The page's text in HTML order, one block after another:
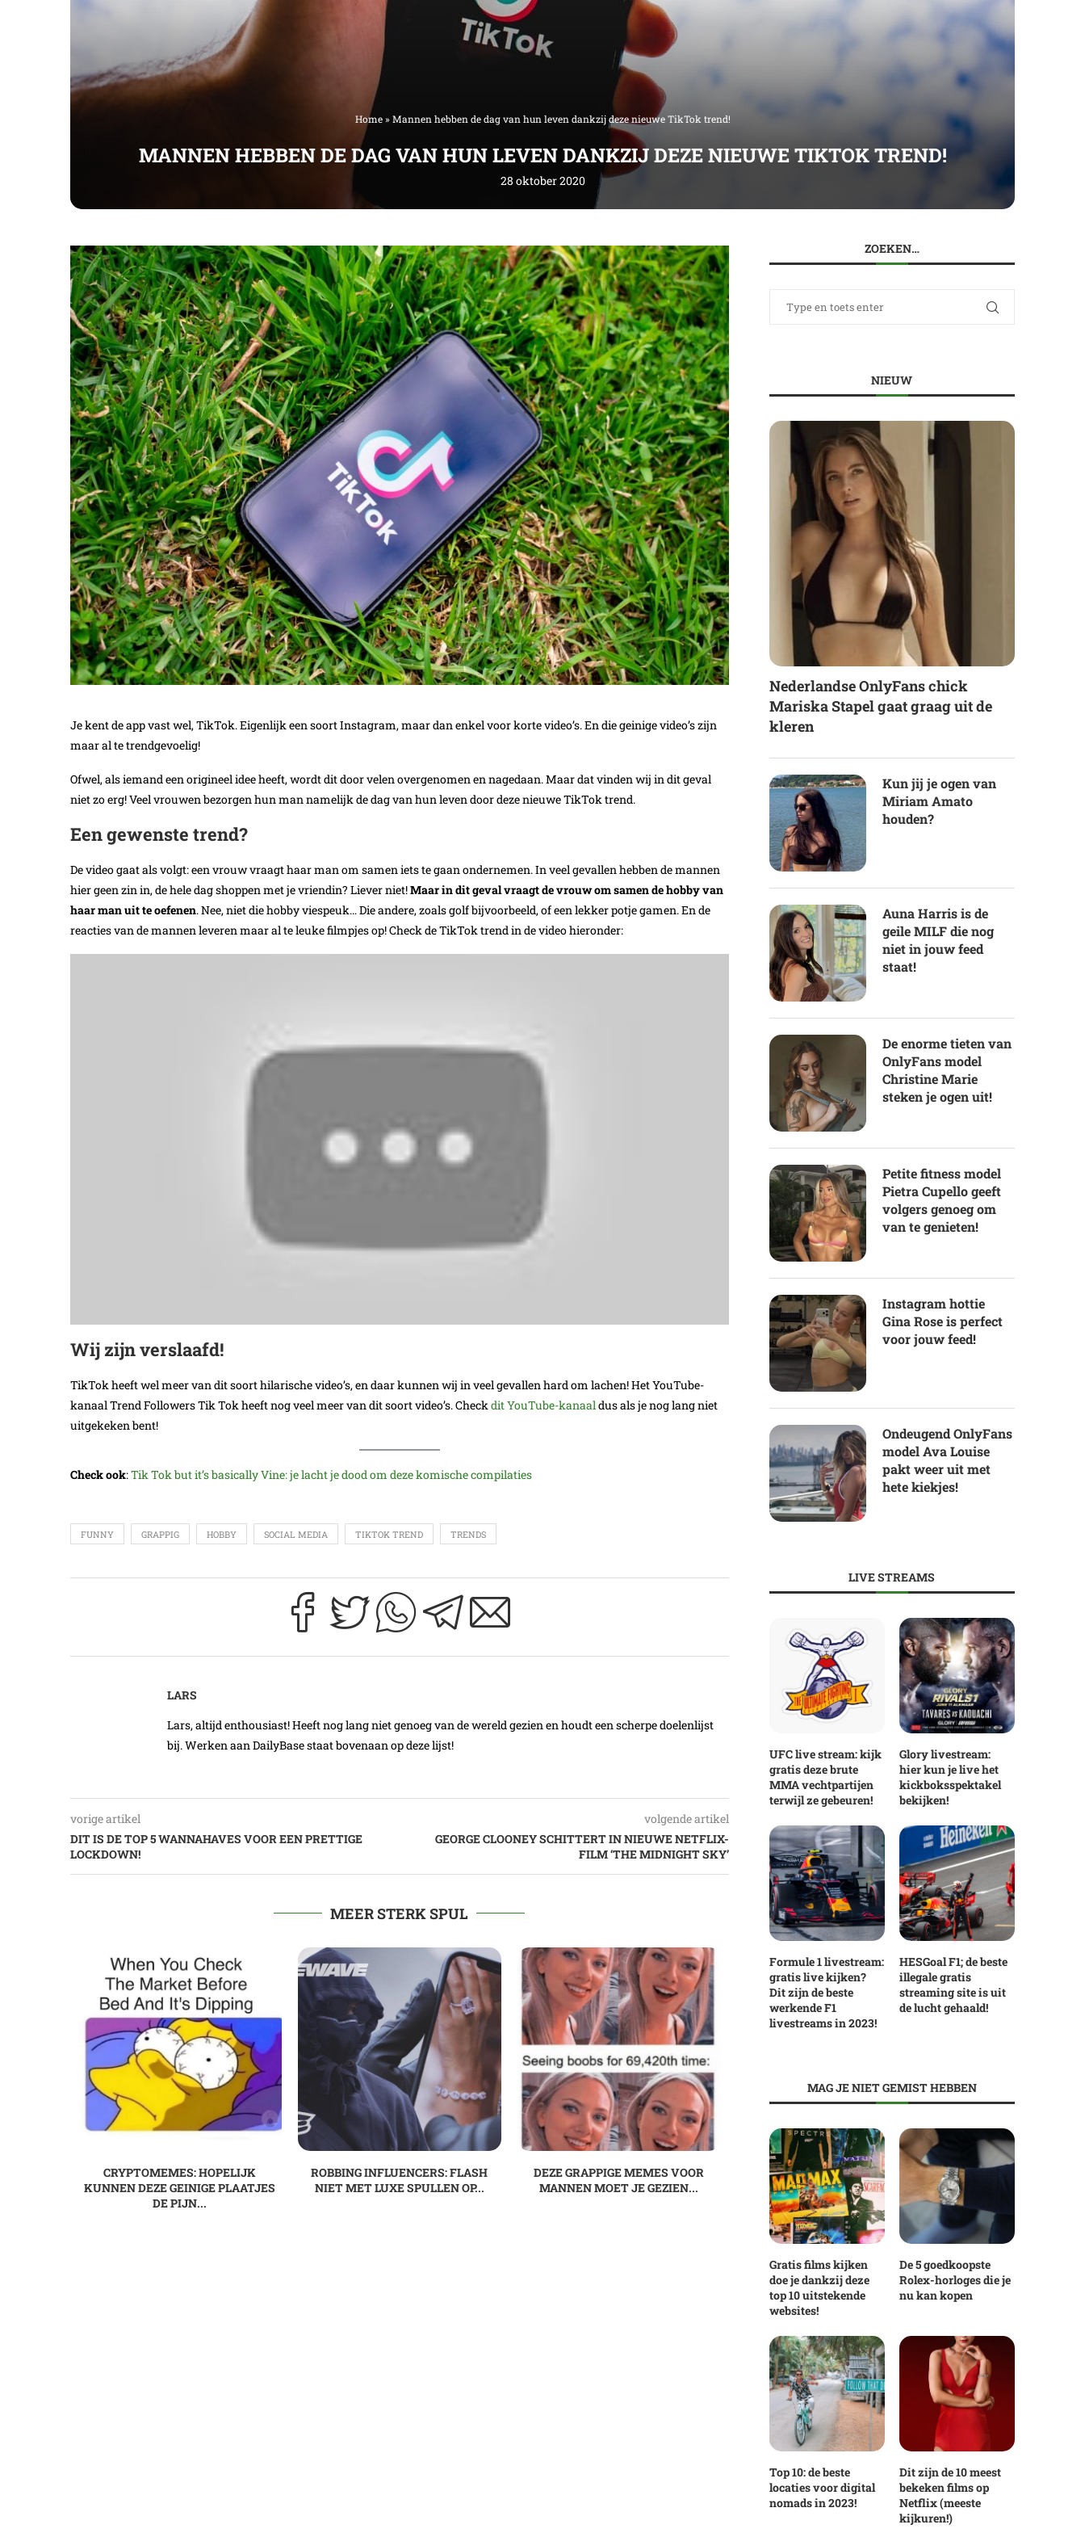
Home» Mannen hebben de dag van hun leven dankzij deze nieuwe TikTok trend!
MANNEN HEBBEN DE DAG VAN HUN LEVEN DANKZIJ DEZE NIEUWE TIKTOK TREND!
28 oktober 2020
Je kent de app vast wel, TikTok. Eigenlijk een soort Instagram, maar dan enkel voor korte video’s. En die geinige video’s zijn
maar al te trendgevoelig!
Ofwel, als iemand een origineel idee heeft, wordt dit door velen overgenomen en nagedaan. Maar dat vinden wij in dit geval
niet zo erg! Veel vrouwen bezorgen hun man namelijk de dag van hun leven door deze nieuwe TikTok trend.
Een gewenste trend?
De video gaat als volgt: een vrouw vraagt haar man om samen iets te gaan ondernemen. In veel gevallen hebben de mannen
hier geen zin in, de hele dag shoppen met je vriendin? Liever niet!Maar in dit geval vraagt de vrouw om samen de hobby van
haar man uit te oefenen. Nee, niet die hobby viespeuk… Die andere, zoals golf bijvoorbeeld, of een lekker potje gamen. En de
reacties van de mannen leveren maar al te leuke filmpjes op! Check de TikTok trend in de video hieronder:
Wij zijn verslaafd!
TikTok heeft wel meer van dit soort hilarische video’s, en daar kunnen wij in veel gevallen hard om lachen! Het YouTube-
kanaal Trend Followers Tik Tok heeft nog veel meer van dit soort video’s. Checkdit YouTube-kanaaldus als je nog lang niet
uitgekeken bent!
Check ook:Tik Tok but it’s basically Vine: je lacht je dood om deze komische compilaties
FUNNY GRAPPIG HOBBY SOCIAL MEDIA TIKTOK TREND TRENDS
LARS
Lars, altijd enthousiast! Heeft nog lang niet genoeg van de wereld gezien en houdt een scherpe doelenlijst
bij. Werken aan DailyBase staat bovenaan op deze lijst!
vorige artikel
DIT IS DE TOP 5 WANNAHAVES VOOR EEN PRETTIGE
LOCKDOWN!
volgende artikel
GEORGE CLOONEY SCHITTERT IN NIEUWE NETFLIX-
FILM ‘THE MIDNIGHT SKY’
MEER STERK SPUL
CRYPTOMEMES: HOPELIJK
KUNNEN DEZE GEINIGE PLAATJES
DE PIJN...
ROBBING INFLUENCERS: FLASH
NIET MET LUXE SPULLEN OP...
DEZE GRAPPIGE MEMES VOOR
MANNEN MOET JE GEZIEN...
ZOEKEN…
NIEUW
Nederlandse OnlyFans chick
Mariska Stapel gaat graag uit de
kleren
Kun jij je ogen van
Miriam Amato
houden?
Auna Harris is de
geile MILF die nog
niet in jouw feed
staat!
De enorme tieten van
OnlyFans model
Christine Marie
steken je ogen uit!
Petite fitness model
Pietra Cupello geeft
volgers genoeg om
van te genieten!
Instagram hottie
Gina Rose is perfect
voor jouw feed!
Ondeugend OnlyFans
model Ava Louise
pakt weer uit met
hete kiekjes!
LIVE STREAMS
UFC live stream: kijk
gratis deze brute
MMA vechtpartijen
terwijl ze gebeuren!
Glory livestream:
hier kun je live het
kickboksspektakel
bekijken!
Formule 1 livestream:
gratis live kijken?
Dit zijn de beste
werkende F1
livestreams in 2023!
HESGoal F1; de beste
illegale gratis
streaming site is uit
de lucht gehaald!
MAG JE NIET GEMIST HEBBEN
Gratis films kijken
doe je dankzij deze
top 10 uitstekende
websites!
De 5 goedkoopste
Rolex-horloges die je
nu kan kopen
Top 10: de beste
locaties voor digital
nomads in 2023!
Dit zijn de 10 meest
bekeken films op
Netflix (meeste
kijkuren!)